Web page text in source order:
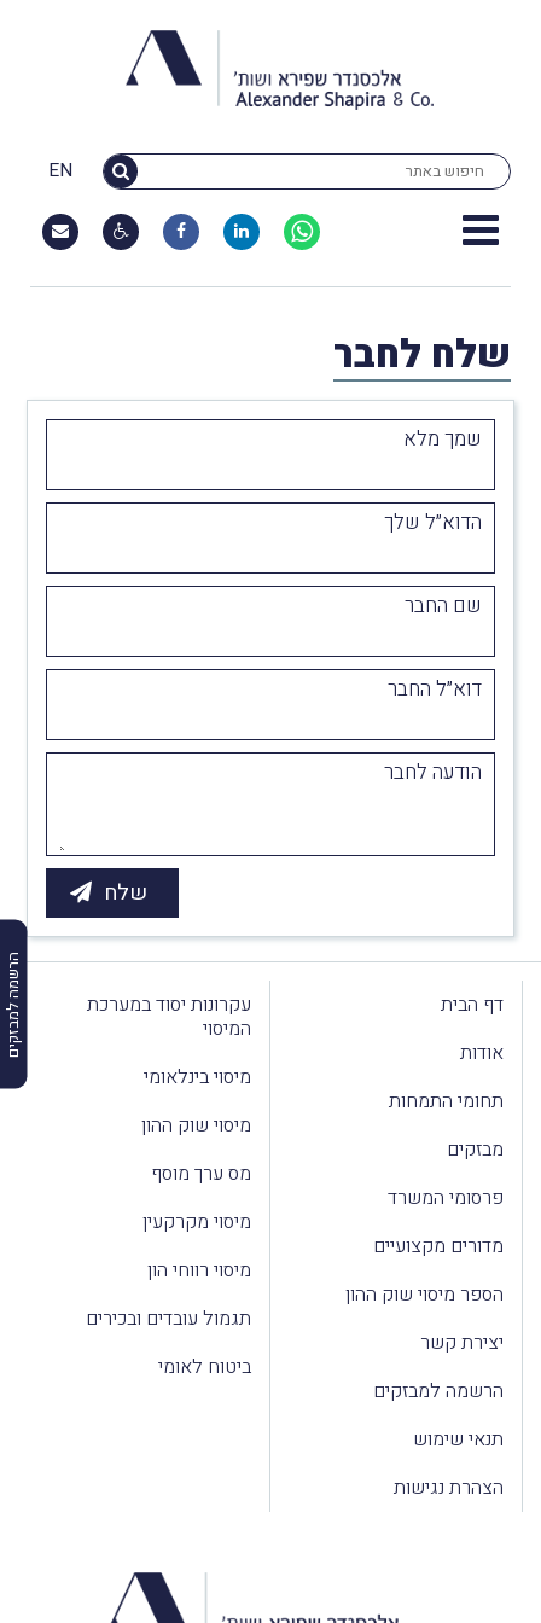
EN
הרשמה למבזקים
שלח לחבר
שמך מלא
הדוא״ל שלך
שם החבר
דוא״ל החבר
הודעה לחבר
דף הבית
אודות
תחומי התמחות
מבזקים
פרסומי המשרד
מדורים מקצועיים
הספר מיסוי שוק ההון
יצירת קשר
הרשמה למבזקים
תנאי שימוש
הצהרת נגישות
עקרונות יסוד במערכת
המיסוי
מיסוי בינלאומי
מיסוי שוק ההון
מס ערך מוסף
מיסוי מקרקעין
מיסוי רווחי הון
תגמול עובדים ובכירים
ביטוח לאומי